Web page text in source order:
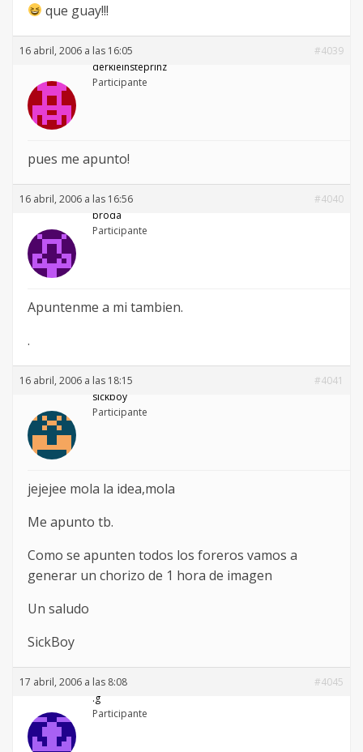
que guay!!!
16 abril, 2006 a las 16:05
#4039
derkleinsteprinz
Participante
pues me apunto!
16 abril, 2006 a las 16:56
#4040
broda
Participante
Apuntenme a mi tambien.
.
16 abril, 2006 a las 18:15
#4041
sickboy
Participante
jejejee mola la idea,mola
Me apunto tb.
Como se apunten todos los foreros vamos a
generar un chorizo de 1 hora de imagen
Un saludo
SickBoy
17 abril, 2006 a las 8:08
#4045
.g
Participante